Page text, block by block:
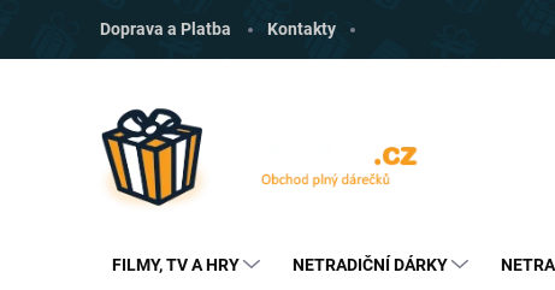
obsah
Doprava a Platba Kontakty
FILMY, TV A HRY NETRADIČNÍ DÁRKY